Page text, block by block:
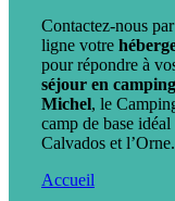
Contactez-nous
ligne votre
pour répondre à
séjour en camping
Michel, le
camp de base
Calvados et l’Orne.
Accueil